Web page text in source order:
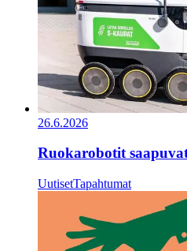
26.6.2026
Ruokarobotit
UutisetTapahtumat